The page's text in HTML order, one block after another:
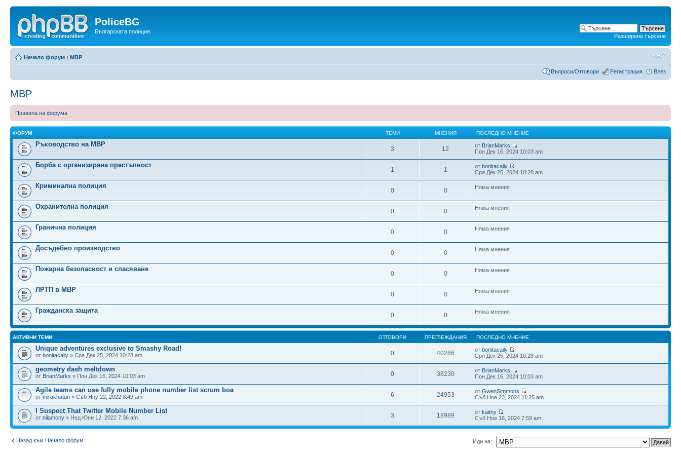
PoliceBG
Българската полиция.
Разширено търсене
Начало форум ‹ МВР
Въпроси/Отговори Регистрация Влез
МВР
Правила на форума
ФОРУМ ТЕМИ МНЕНИЯ ПОСЛЕДНО МНЕНИЕ
Ръководство на МВР
3 12 от BrianMarks
Пон Дек 16, 2024 10:03 am
Борба с организирана престъпност
1 1 отbonitacaily
Сря Дек 25, 2024 10:28 am
Криминална полиция
0 0 Няма мнения
Охранителна полиция
0 0 Няма мнения
Гранична полиция
0 0 Няма мнения
Досъдебно производство
0 0 Няма мнения
Пожарна безопасност и спасяване
0 0 Няма мнения
ЛРТП в МВР
0 0 Няма мнения
Гражданска защита
0 0 Няма мнения
АКТИВНИ ТЕМИ ОТГОВОРИ ПРЕГЛЕЖДАНИЯ ПОСЛЕДНО МНЕНИЕ
Unique adventures exclusive to Smashy Road!
от bonitacaily » Сря Дек 25, 2024 10:28 am 0 40266 отbonitacaily
Сря Дек 25, 2024 10:28 am
geometry dash meltdown
от BrianMarks » Пон Дек 16, 2024 10:03 am 0 38230 от BrianMarks
Пон Дек 16, 2024 10:03 am
Agile teams can use fully mobile phone number list scrum boa
от mirakhatun » Съб Яну 22, 2022 8:49 am 6 24953 отGwenSimmons
Съб Ное 23, 2024 11:25 am
I Suspect That Twitter Mobile Number List
от nilamony » Нед Юни 12, 2022 7:36 am 3 18989 отkaithy
Съб Ное 16, 2024 7:59 am
Назад към Начало форум Иди на: